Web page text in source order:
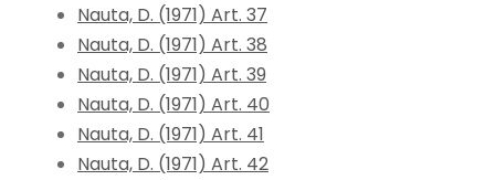
Nauta, D. (1971) Art. 37
Nauta, D. (1971) Art. 38
Nauta, D. (1971) Art. 39
Nauta, D. (1971) Art. 40
Nauta, D. (1971) Art. 41
Nauta, D. (1971) Art. 42